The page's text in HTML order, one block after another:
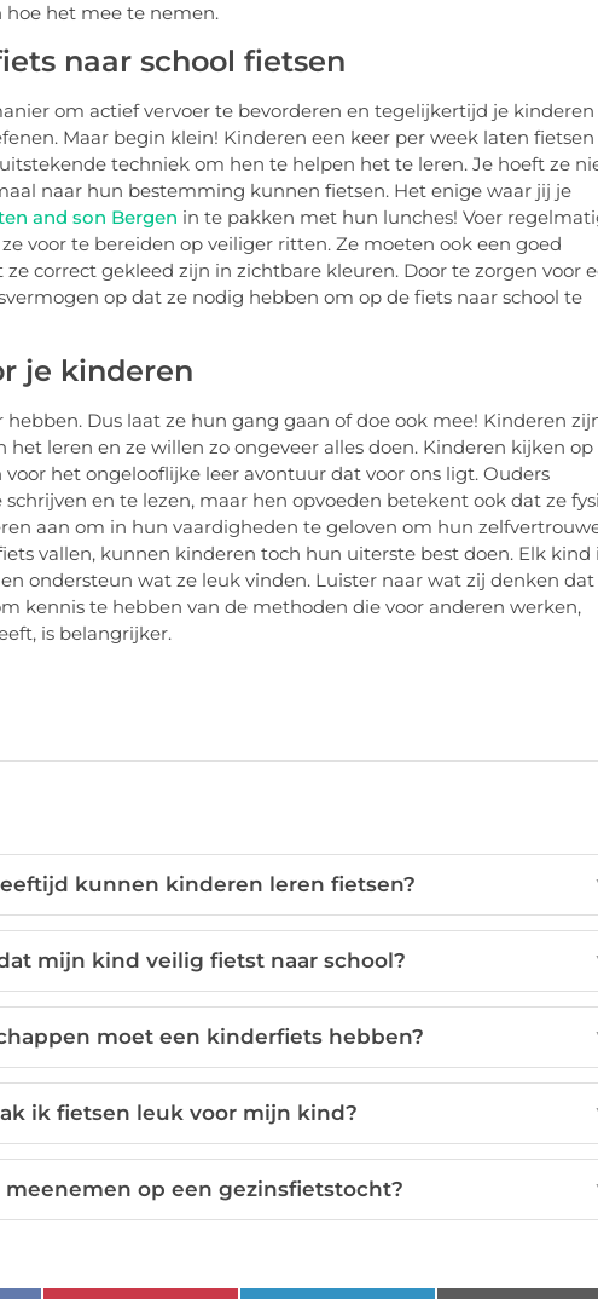
het mee te nemen.
naar school fietsen
om actief vervoer te bevorderen en tegelijkertijd je kinderen
Maar begin klein! Kinderen een keer per week laten fietsen
techniek om hen te helpen het te leren. Je hoeft ze
naar hun bestemming kunnen fietsen. Het enige waar jij je
and son Bergen in te pakken met hun lunches! Voer
voor te bereiden op veiliger ritten. Ze moeten ook een goed
correct gekleed zijn in zichtbare kleuren. Door te zorgen voor
op dat ze nodig hebben om op de fiets naar school te
je kinderen
Dus laat ze hun gang gaan of doe ook mee! Kinderen
leren en ze willen zo ongeveer alles doen. Kinderen kijken op
het ongelooflijke leer avontuur dat voor ons ligt. Ouders
en te lezen, maar hen opvoeden betekent ook dat ze
aan om in hun vaardigheden te geloven om hun
vallen, kunnen kinderen toch hun uiterste best doen. Elk kind
ondersteun wat ze leuk vinden. Luister naar wat zij denken
kennis te hebben van de methoden die voor anderen werken,
is belangrijker.
kunnen kinderen leren fietsen?
mijn kind veilig fietst naar school?
moet een kinderfiets hebben?
ik fietsen leuk voor mijn kind?
op een gezinsfietstocht?